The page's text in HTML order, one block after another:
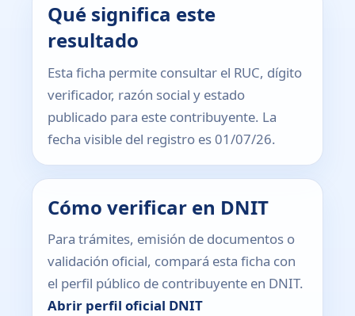
Qué significa este
resultado
Esta ficha permite consultar el RUC, dígito
verificador, razón social y estado
publicado para este contribuyente. La
fecha visible del registro es 01/07/26.
Cómo verificar en DNIT
Para trámites, emisión de documentos o
validación oficial, compará esta ficha con
el perfil público de contribuyente en DNIT.
Abrir perfil oficial DNIT